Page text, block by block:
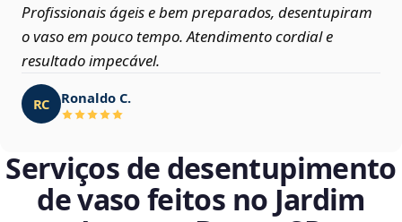
Profissionais ágeis e bem preparados, desentupiram
o vaso em pouco tempo. Atendimento cordial e
resultado impecável.
RC Ronaldo C.
Serviços de desentupimento
de vaso feitos no Jardim